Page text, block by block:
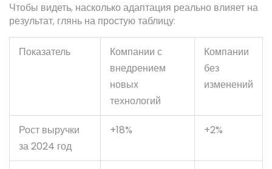
Чтобы видеть, насколько адаптация реально влияет на
результат, глянь на простую таблицу:
Показатель
Компании с
внедрением
новых
технологий
Компании
без
изменений
Рост выручки
за 2024 год
+18% +2%